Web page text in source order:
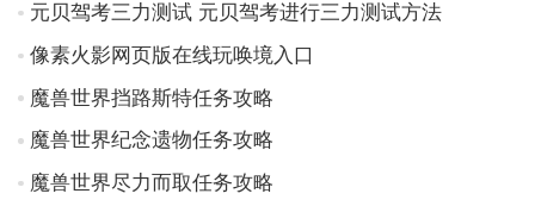
元贝驾考三力测试 元贝驾考进行三力测试方法
像素火影网页版在线玩唤境入口
魔兽世界挡路斯特任务攻略
魔兽世界纪念遗物任务攻略
魔兽世界尽力而取任务攻略